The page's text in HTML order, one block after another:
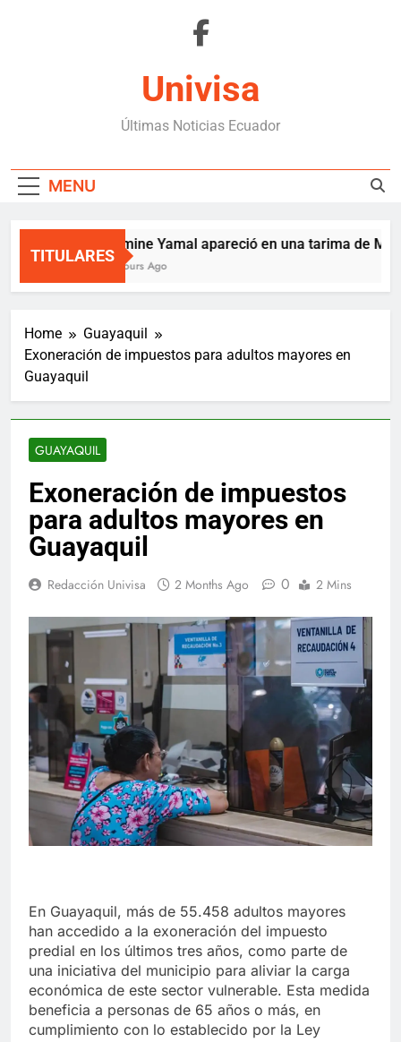
Univisa
Últimas Noticias Ecuador
MENU
TITULARES
Lamine Yamal apareció en una tarima de
8 Hours Ago
Home
Guayaquil
Exoneración de impuestos para adultos mayores en
Guayaquil
GUAYAQUIL
Exoneración de impuestos
para adultos mayores en
Guayaquil
Redacción Univisa 2 Months Ago 0 2 Mins
En Guayaquil, más de 55.458 adultos mayores
han accedido a la exoneración del impuesto
predial en los últimos tres años, como parte de
una iniciativa del municipio para aliviar la carga
económica de este sector vulnerable. Esta medida
beneficia a personas de 65 años o más, en
cumplimiento con lo establecido por la Ley